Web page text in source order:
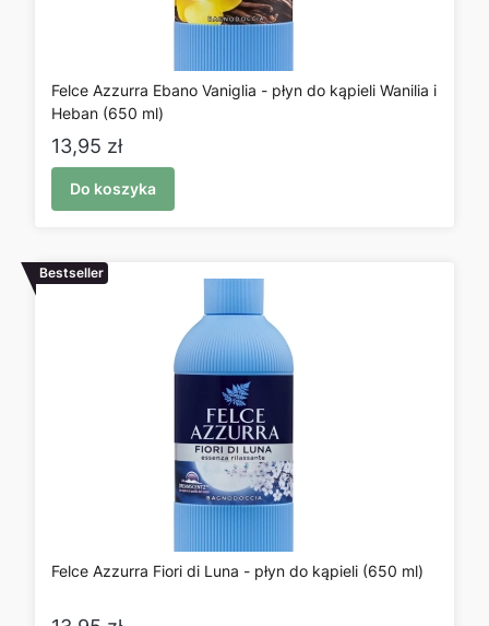
Felce Azzurra Ebano Vaniglia - płyn do kąpieli Wanilia i
Heban (650 ml)
Cena
13,95 zł
Do koszyka
Bestseller
Felce Azzurra Fiori di Luna - płyn do kąpieli (650 ml)